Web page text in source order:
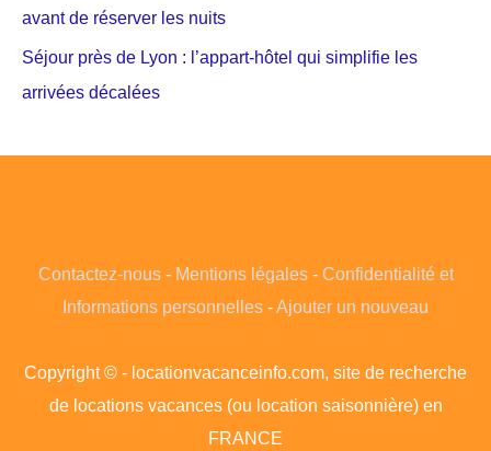
avant de réserver les nuits
Séjour près de Lyon : l’appart-hôtel qui simplifie les
arrivées décalées
Contactez-nous- Mentions légales- Confidentialité et
Informations personnelles -Ajouter un nouveau
Copyright © - locationvacanceinfo.com, site de recherche
de locations vacances (ou location saisonnière) en
FRANCE